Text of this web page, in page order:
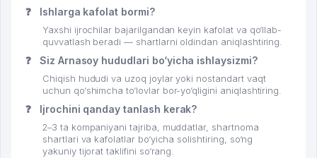
❓ Ishlarga kafolat bormi?
Yaxshi ijrochilar bajarilgandan keyin kafolat va qo‘llab-
quvvatlash beradi — shartlarni oldindan aniqlashtiring.
❓ Siz Arnasoy hududlari bo‘yicha ishlaysizmi?
Chiqish hududi va uzoq joylar yoki nostandart vaqt
uchun qo‘shimcha to‘lovlar bor-yo‘qligini aniqlashtiring.
❓ Ijrochini qanday tanlash kerak?
2–3 ta kompaniyani tajriba, muddatlar, shartnoma
shartlari va kafolatlar bo‘yicha solishtiring, so‘ng
yakuniy tijorat taklifini so‘rang.